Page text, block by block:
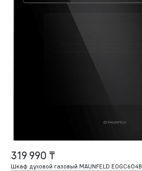
319 990 ₸
Шкаф духовой газовый MAUNFELD EOGC604B